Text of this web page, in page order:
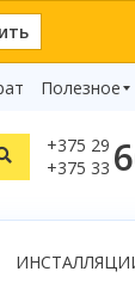
Полезное
Видеообзоры
Бренды
+375 29
+375 33
+375
+375